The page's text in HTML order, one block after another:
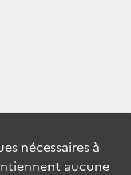
nécessaires à
aucune